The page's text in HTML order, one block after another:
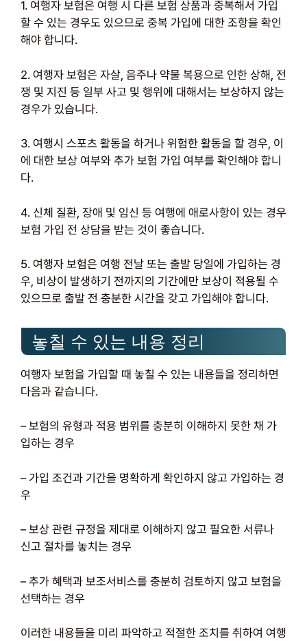
1. 여행자 보험은 여행 시 다른 보험 상품과 중복해서 가입
할 수 있는 경우도 있으므로 중복 가입에 대한 조항을 확인
해야 합니다.
2. 여행자 보험은 자살, 음주나 약물 복용으로 인한 상해, 전
쟁 및 지진 등 일부 사고 및 행위에 대해서는 보상하지 않는
경우가 있습니다.
3. 여행시 스포츠 활동을 하거나 위험한 활동을 할 경우, 이
에 대한 보상 여부와 추가 보험 가입 여부를 확인해야 합니
다.
4. 신체 질환, 장애 및 임신 등 여행에 애로사항이 있는 경우
보험 가입 전 상담을 받는 것이 좋습니다.
5. 여행자 보험은 여행 전날 또는 출발 당일에 가입하는 경
우, 비상이 발생하기 전까지의 기간에만 보상이 적용될 수
있으므로 출발 전 충분한 시간을 갖고 가입해야 합니다.
놓칠 수 있는 내용 정리
여행자 보험을 가입할 때 놓칠 수 있는 내용들을 정리하면
다음과 같습니다.
– 보험의 유형과 적용 범위를 충분히 이해하지 못한 채 가
입하는 경우
– 가입 조건과 기간을 명확하게 확인하지 않고 가입하는 경
우
– 보상 관련 규정을 제대로 이해하지 않고 필요한 서류나
신고 절차를 놓치는 경우
– 추가 혜택과 보조서비스를 충분히 검토하지 않고 보험을
선택하는 경우
이러한 내용들을 미리 파악하고 적절한 조치를 취하여 여행